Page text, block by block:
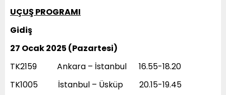
UÇUŞ PROGRAMI
Gidiş
27 Ocak 2025 (Pazartesi)
TK2159 Ankara – İstanbul 16.55-18.20
TK1005 İstanbul – Üsküp 20.15-19.45